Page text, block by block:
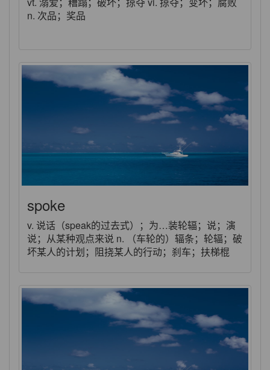
n. 次品；奖品
spoke
v. 说话（speak的过去式）；为…装轮辐；说；演
说；从某种观点来说 n. （车轮的）辐条；轮辐；破
坏某人的计划；阻挠某人的行动；刹车；扶梯棍